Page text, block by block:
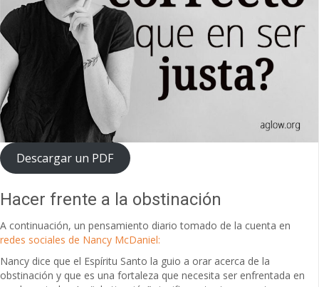
Descargar un PDF
Hacer frente a la obstinación
A continuación, un pensamiento diario tomado de la cuenta en
redes sociales de Nancy McDaniel:
Nancy dice que el Espíritu Santo la guio a orar acerca de la
obstinación y que es una fortaleza que necesita ser enfrentada en